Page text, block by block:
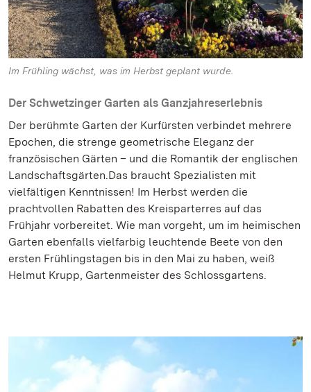
Im Frühling wächst, was im Herbst geplant wurde.
Der Schwetzinger Garten als Ganzjahreserlebnis
Der berühmte Garten der Kurfürsten verbindet mehrere
Epochen, die strenge geometrische Eleganz der
französischen Gärten – und die Romantik der englischen
Landschaftsgärten. Das braucht Spezialisten mit
vielfältigen Kenntnissen! Im Herbst werden die
prachtvollen Rabatten des Kreisparterres auf das
Frühjahr vorbereitet. Wie man vorgeht, um im heimischen
Garten ebenfalls vielfarbig leuchtende Beete von den
ersten Frühlingstagen bis in den Mai zu haben, weiß
Helmut Krupp, Gartenmeister des Schlossgartens.